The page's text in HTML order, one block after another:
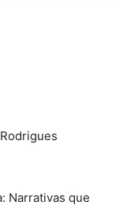
Narrativas que